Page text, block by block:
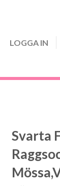
LOGGA IN
Svarta